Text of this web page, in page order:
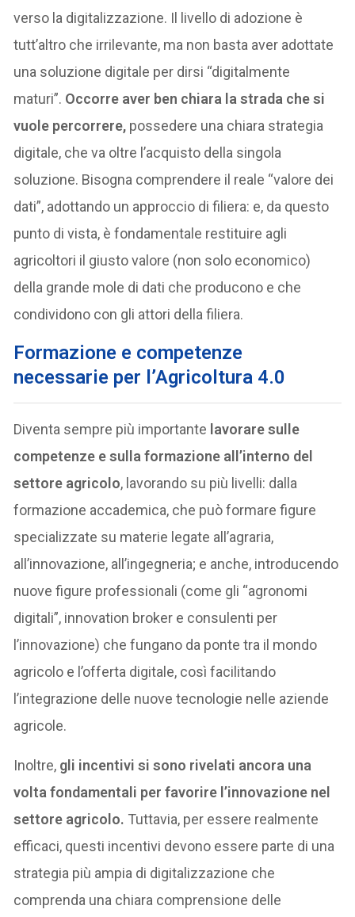
verso la digitalizzazione. Il livello di adozione è
tutt’altro che irrilevante, ma non basta aver adottate
una soluzione digitale per dirsi “digitalmente
maturi”. Occorre aver ben chiara la strada che si
vuole percorrere, possedere una chiara strategia
digitale, che va oltre l’acquisto della singola
soluzione. Bisogna comprendere il reale “valore dei
dati”, adottando un approccio di filiera: e, da questo
punto di vista, è fondamentale restituire agli
agricoltori il giusto valore (non solo economico)
della grande mole di dati che producono e che
condividono con gli attori della filiera.
Formazione e competenze
necessarie per l’Agricoltura 4.0
Diventa sempre più importante lavorare sulle
competenze e sulla formazione all’interno del
settore agricolo, lavorando su più livelli: dalla
formazione accademica, che può formare figure
specializzate su materie legate all’agraria,
all’innovazione, all’ingegneria; e anche, introducendo
nuove figure professionali (come gli “agronomi
digitali”, innovation broker e consulenti per
l’innovazione) che fungano da ponte tra il mondo
agricolo e l’offerta digitale, così facilitando
l’integrazione delle nuove tecnologie nelle aziende
agricole.
Inoltre, gli incentivi si sono rivelati ancora una
volta fondamentali per favorire l’innovazione nel
settore agricolo. Tuttavia, per essere realmente
efficaci, questi incentivi devono essere parte di una
strategia più ampia di digitalizzazione che
comprenda una chiara comprensione delle